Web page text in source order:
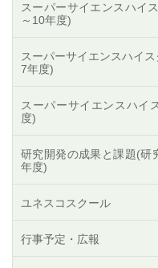
スーパーサイエンスハイ
～10年度)
スーパーサイエンスハイ
7年度)
スーパーサイエンスハイ
度)
研究開発の成果と課題(研
年度)
ユネスコスクール
行事予定・広報